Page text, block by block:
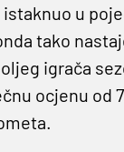
u
tako
igrača
ocjenu od